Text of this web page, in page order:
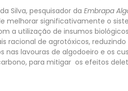
Silva, pesquisador da Embrapa
melhorar significativamente o
a utilização de insumos
racional de agrotóxicos,
nas lavouras de algodoeiro e os
para mitigar os efeitos